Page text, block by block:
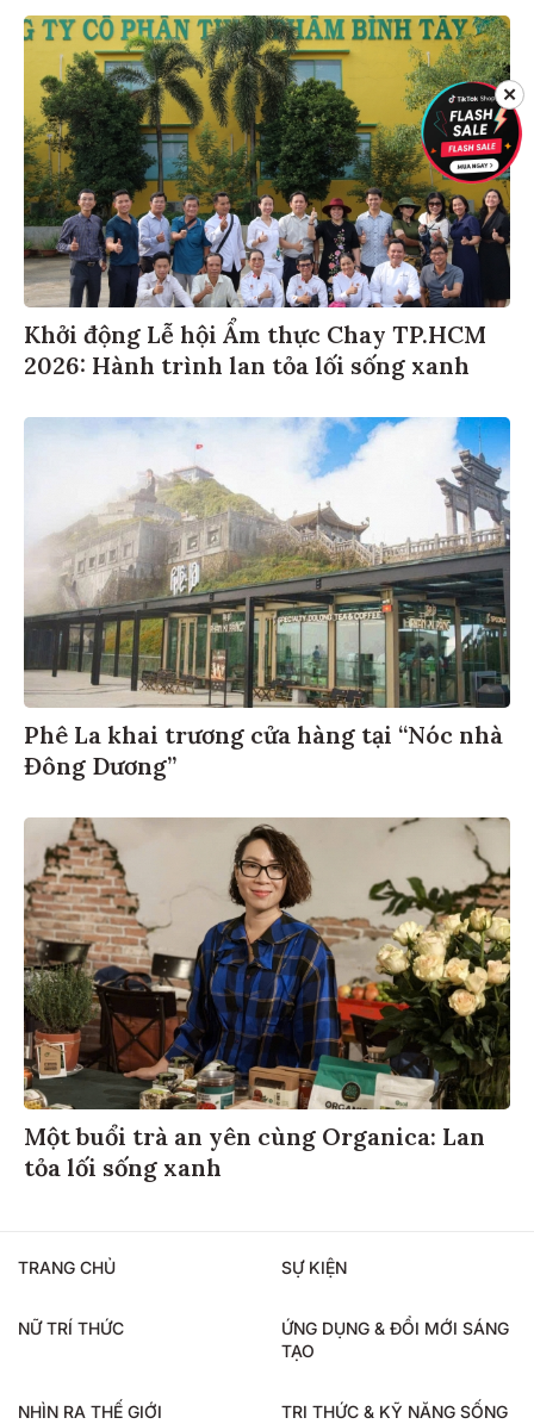
Khởi động Lễ hội Ẩm thực Chay TP.HCM
2026: Hành trình lan tỏa lối sống xanh
Phê La khai trương cửa hàng tại “Nóc nhà
Đông Dương”
Một buổi trà an yên cùng Organica: Lan
tỏa lối sống xanh
TRANG CHỦ SỰ KIỆN
NỮ TRÍ THỨC
ỨNG DỤNG & ĐỔI MỚI SÁNG
TẠO
NHÌN RA THẾ GIỚI TRI THỨC & KỸ NĂNG SỐNG
✕